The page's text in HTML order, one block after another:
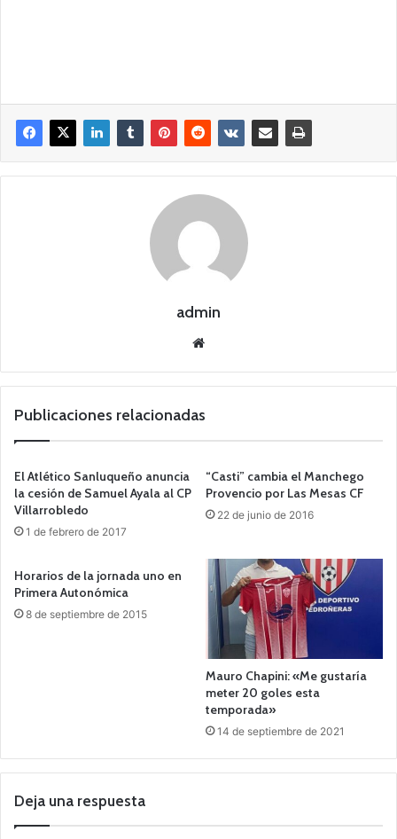
admin
we
Publicaciones relacionadas
El Atlético Sanluqueño anuncia
la cesión de Samuel Ayala al CP
Villarrobledo
1 de febrero de 2017
“Casti” cambia el Manchego
Provencio por Las Mesas CF
22 de junio de 2016
Horarios de la jornada uno en
Primera Autonómica
8 de septiembre de 2015
Mauro Chapini: «Me gustaría
meter 20 goles esta
temporada»
14 de septiembre de 2021
Deja una respuesta